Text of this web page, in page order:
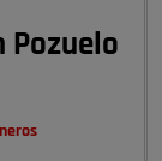
Pozuelo